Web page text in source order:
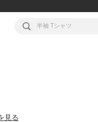
見る